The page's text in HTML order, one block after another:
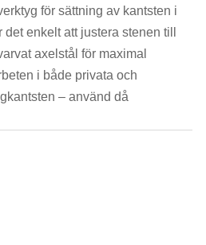
för sättning av kantsten i
enkelt att justera stenen till
axelstål för maximal
i både privata och
– använd då